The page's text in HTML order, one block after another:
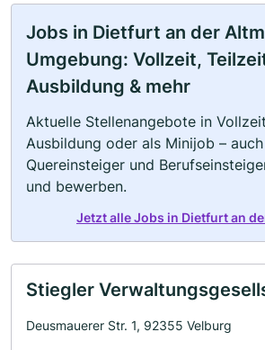
Jobs in Dietfurt an der
Umgebung: Vollzeit,
Ausbildung & mehr
Aktuelle Stellenangebote in
Ausbildung oder als Minijob –
Quereinsteiger und
und bewerben.
Jetzt alle Jobs in Dietfurt an
Stiegler
Deusmauerer Str. 1, 92355 Velburg